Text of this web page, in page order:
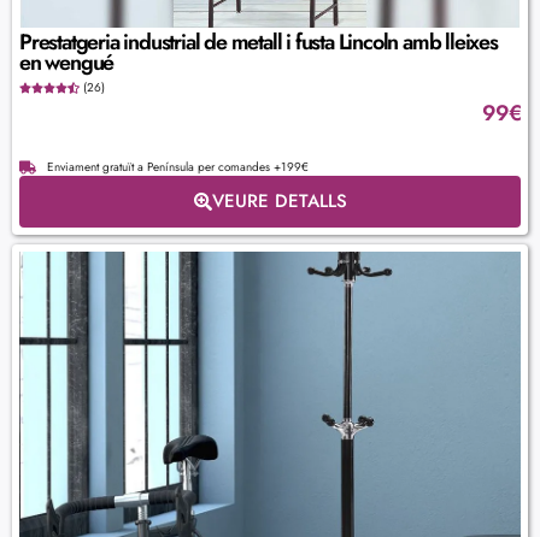
Prestatgeria industrial de metall i fusta Lincoln amb lleixes
en wengué
(26)
99€
Enviament gratuït a Península per comandes +199€
VEURE DETALLS